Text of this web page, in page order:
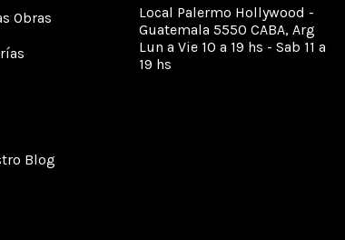
Obras
Blog
Local Palermo Hollywood -
Guatemala 5550 CABA, Arg
Lun a Vie 10 a 19 hs - Sab 11 a
19 hs